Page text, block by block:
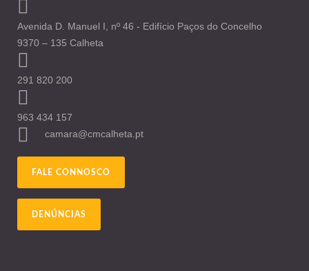
Avenida D. Manuel I, nº 46 - Edifício Paços do Concelho
9370 – 135 Calheta
291 820 200
963 434 157
camara@cmcalheta.pt
FALE CONNOSCO
DENÚNCIAS